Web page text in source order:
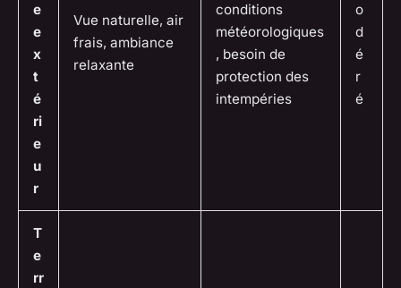
e
e
x
t
é
ri
e
u
r
Vue naturelle, air
frais, ambiance
relaxante
conditions
météorologiques
, besoin de
protection des
intempéries
o
d
é
r
é
T
e
rr